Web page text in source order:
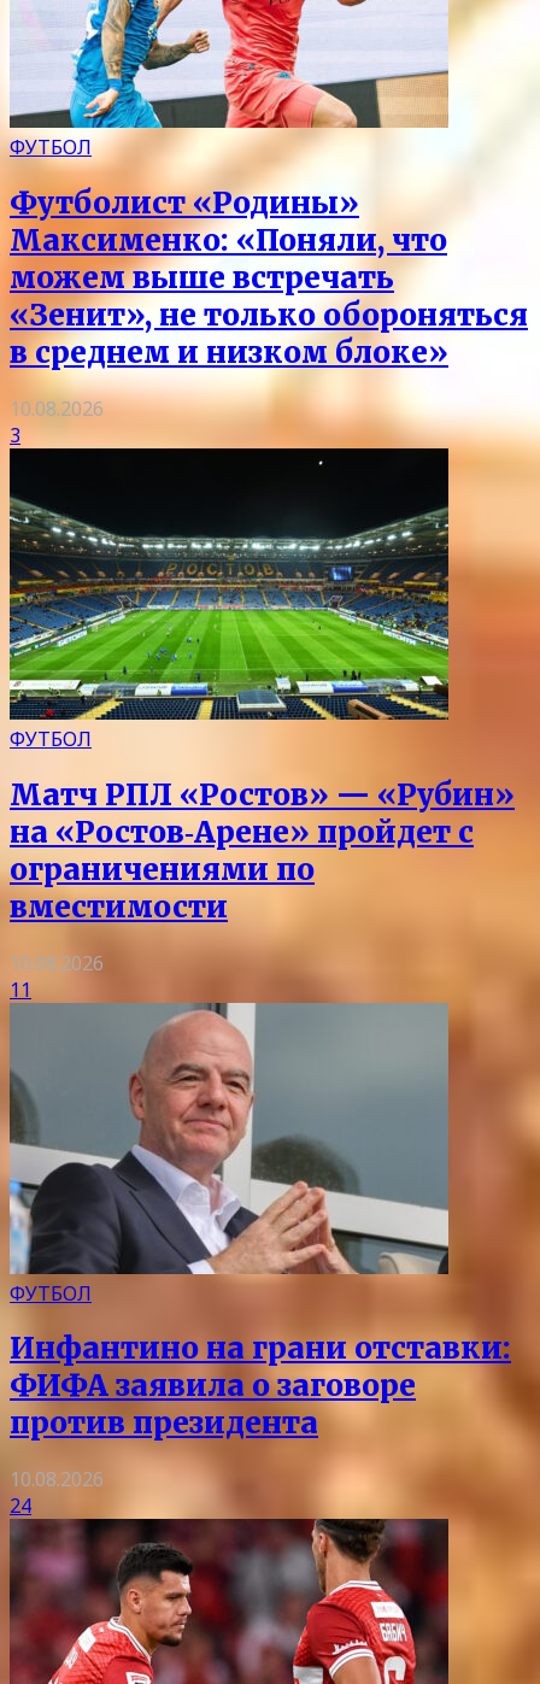
ФУТБОЛ
Футболист «Родины»
Максименко: «Поняли, что
можем выше встречать
«Зенит», не только обороняться
в среднем и низком блоке»
10.08.2026
3
ФУТБОЛ
Матч РПЛ «Ростов» — «Рубин»
на «Ростов‑Арене» пройдет с
ограничениями по
вместимости
10.08.2026
11
ФУТБОЛ
Инфантино на грани отставки:
ФИФА заявила о заговоре
против президента
10.08.2026
24